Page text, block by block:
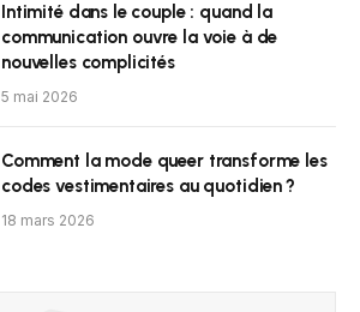
Intimité dans le couple : quand la
communication ouvre la voie à de
nouvelles complicités
5 mai 2026
Comment la mode queer transforme les
codes vestimentaires au quotidien ?
18 mars 2026